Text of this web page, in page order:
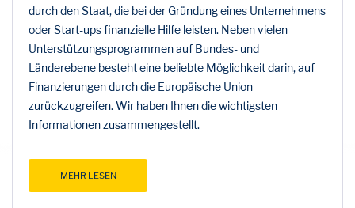
durch den Staat, die bei der Gründung eines Unternehmens
oder Start-ups finanzielle Hilfe leisten. Neben vielen
Unterstützungsprogrammen auf Bundes- und
Länderebene besteht eine beliebte Möglichkeit darin, auf
Finanzierungen durch die Europäische Union
zurückzugreifen. Wir haben Ihnen die wichtigsten
Informationen zusammengestellt.
MEHR LESEN